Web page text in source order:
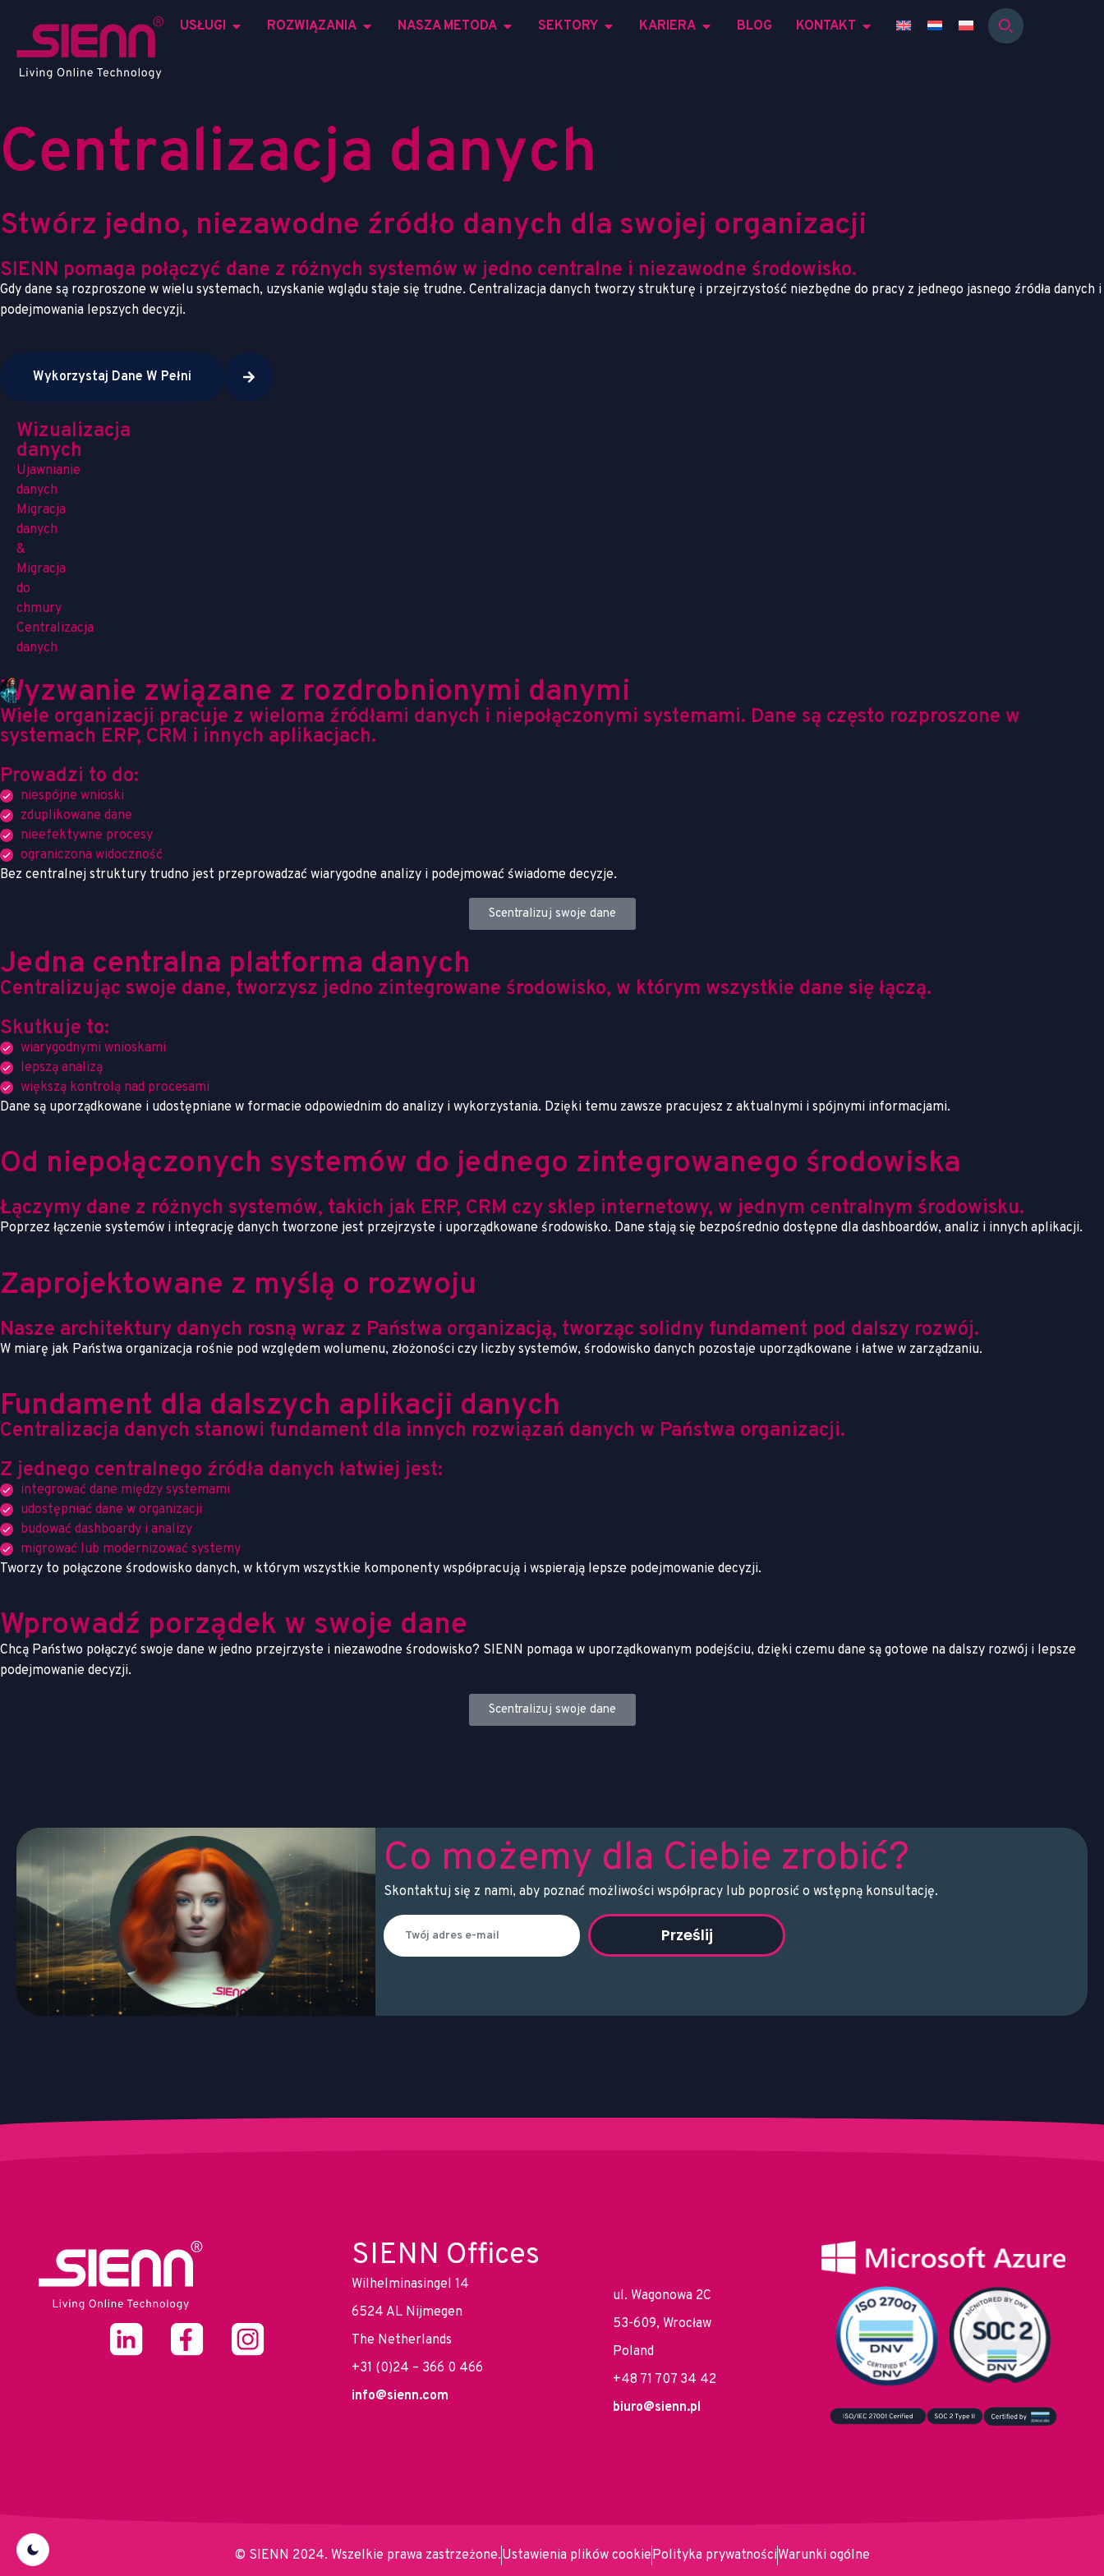
USŁUGI ROZWIĄZANIA NASZA METODA SEKTORY KARIERA BLOG KONTAKT
Centralizacja danych
Stwórz jedno, niezawodne źródło danych dla swojej organizacji
SIENN pomaga połączyć dane z różnych systemów w jedno centralne i niezawodne środowisko.
Gdy dane są rozproszone w wielu systemach, uzyskanie wglądu staje się trudne. Centralizacja danych tworzy strukturę i przejrzystość niezbędne do pracy z jednego jasnego źródła danych i
podejmowania lepszych decyzji.
Wykorzystaj Dane W Pełni
Wizualizacja
danych
Ujawnianie
danych
Migracja
danych
&
Migracja
do
chmury
Centralizacja
danych
Wyzwanie związane z rozdrobnionymi danymi
Wiele organizacji pracuje z wieloma źródłami danych i niepołączonymi systemami. Dane są często rozproszone w
systemach ERP, CRM i innych aplikacjach.
Prowadzi to do:
niespójne wnioski
zduplikowane dane
nieefektywne procesy
ograniczona widoczność
Bez centralnej struktury trudno jest przeprowadzać wiarygodne analizy i podejmować świadome decyzje.
Scentralizuj swoje dane
Jedna centralna platforma danych
Centralizując swoje dane, tworzysz jedno zintegrowane środowisko, w którym wszystkie dane się łączą.
Skutkuje to:
wiarygodnymi wnioskami
lepszą analizą
większą kontrolą nad procesami
Dane są uporządkowane i udostępniane w formacie odpowiednim do analizy i wykorzystania. Dzięki temu zawsze pracujesz z aktualnymi i spójnymi informacjami.
Od niepołączonych systemów do jednego zintegrowanego środowiska
Łączymy dane z różnych systemów, takich jak ERP, CRM czy sklep internetowy, w jednym centralnym środowisku.
Poprzez łączenie systemów i integrację danych tworzone jest przejrzyste i uporządkowane środowisko. Dane stają się bezpośrednio dostępne dla dashboardów, analiz i innych aplikacji.
Zaprojektowane z myślą o rozwoju
Nasze architektury danych rosną wraz z Państwa organizacją, tworząc solidny fundament pod dalszy rozwój.
W miarę jak Państwa organizacja rośnie pod względem wolumenu, złożoności czy liczby systemów, środowisko danych pozostaje uporządkowane i łatwe w zarządzaniu.
Fundament dla dalszych aplikacji danych
Centralizacja danych stanowi fundament dla innych rozwiązań danych w Państwa organizacji.
Z jednego centralnego źródła danych łatwiej jest:
integrować dane między systemami
udostępniać dane w organizacji
budować dashboardy i analizy
migrować lub modernizować systemy
Tworzy to połączone środowisko danych, w którym wszystkie komponenty współpracują i wspierają lepsze podejmowanie decyzji.
Wprowadź porządek w swoje dane
Chcą Państwo połączyć swoje dane w jedno przejrzyste i niezawodne środowisko? SIENN pomaga w uporządkowanym podejściu, dzięki czemu dane są gotowe na dalszy rozwój i lepsze
podejmowanie decyzji.
Scentralizuj swoje dane
Co możemy dla Ciebie zrobić?
Skontaktuj się z nami, aby poznać możliwości współpracy lub poprosić o wstępną konsultację.
Prześlij
SIENN Offices
Wilhelminasingel 14
6524 AL Nijmegen
The Netherlands
+31 (0)24 – 366 0 466
info@sienn.com
ul. Wagonowa 2C
53-609, Wrocław
Poland
+48 71 707 34 42
biuro@sienn.pl
© SIENN 2024. Wszelkie prawa zastrzeżone.Ustawienia plików cookiePolityka prywatnościWarunki ogólne